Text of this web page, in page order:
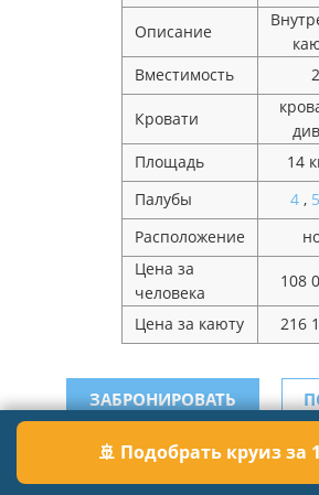
Описание
Вместимость
2
Кровати
Площадь
14
Палубы
4 , 5
Расположение
Цена за
человека
108
Цена за каюту 216
ЗАБРОНИРОВАТЬ
🚢 Подобрать круиз за